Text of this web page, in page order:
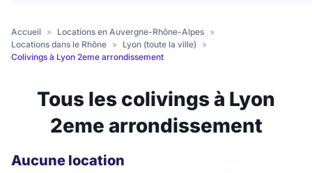
Que recherchez-vous ?
Colocation
Accueil » Locations en Auvergne-Rhône-Alpes »
Locations dans le Rhône » Lyon (toute la ville) »
Colivings à Lyon 2eme arrondissement
Tous les colivings à Lyon
2eme arrondissement
Aucune location